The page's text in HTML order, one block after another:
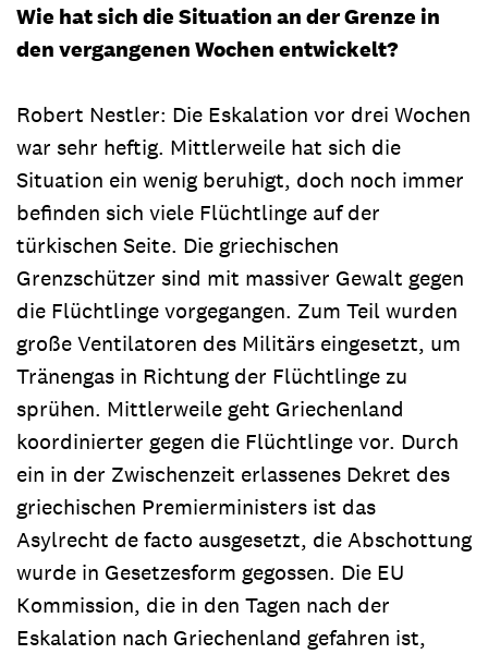
Wie hat sich die Situation an der Grenze in
den vergangenen Wochen entwickelt?
Robert Nestler: Die Eskalation vor drei Wochen
war sehr heftig. Mittlerweile hat sich die
Situation ein wenig beruhigt, doch noch immer
befinden sich viele Flüchtlinge auf der
türkischen Seite. Die griechischen
Grenzschützer sind mit massiver Gewalt gegen
die Flüchtlinge vorgegangen. Zum Teil wurden
große Ventilatoren des Militärs eingesetzt, um
Tränengas in Richtung der Flüchtlinge zu
sprühen. Mittlerweile geht Griechenland
koordinierter gegen die Flüchtlinge vor. Durch
ein in der Zwischenzeit erlassenes Dekret des
griechischen Premierministers ist das
Asylrecht de facto ausgesetzt, die Abschottung
wurde in Gesetzesform gegossen. Die EU
Kommission, die in den Tagen nach der
Eskalation nach Griechenland gefahren ist,